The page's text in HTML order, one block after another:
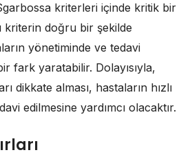
kriterleri içinde kritik bir
kriterin doğru bir şekilde
yönetiminde ve tedavi
fark yaratabilir. Dolayısıyla,
dikkate alması, hastaların hızlı
edilmesine yardımcı olacaktır.